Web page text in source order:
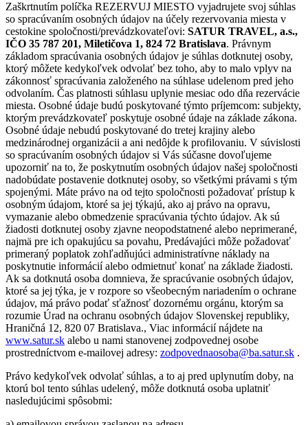
Zaškrtnutím políčka REZERVUJ MIESTO vyjadrujete svoj súhlas
so spracúvaním osobných údajov na účely rezervovania miesta v
cestokine spoločnosti/prevádzkovateľovi: SATUR TRAVEL, a.s.,
IČO 35 787 201, Miletičova 1, 824 72 Bratislava. Právnym
základom spracúvania osobných údajov je súhlas dotknutej osoby,
ktorý môžete kedykoľvek odvolať bez toho, aby to malo vplyv na
zákonnosť spracúvania založeného na súhlase udelenom pred jeho
odvolaním. Čas platnosti súhlasu uplynie mesiac odo dňa rezervácie
miesta. Osobné údaje budú poskytované týmto príjemcom: subjekty,
ktorým prevádzkovateľ poskytuje osobné údaje na základe zákona.
Osobné údaje nebudú poskytované do tretej krajiny alebo
medzinárodnej organizácii a ani nedôjde k profilovaniu. V súvislosti
so spracúvaním osobných údajov si Vás súčasne dovoľujeme
upozorniť na to, že poskytnutím osobných údajov našej spoločnosti
nadobúdate postavenie dotknutej osoby, so všetkými právami s tým
spojenými. Máte právo na od tejto spoločnosti požadovať prístup k
osobným údajom, ktoré sa jej týkajú, ako aj právo na opravu,
vymazanie alebo obmedzenie spracúvania týchto údajov. Ak sú
žiadosti dotknutej osoby zjavne neopodstatnené alebo neprimerané,
najmä pre ich opakujúcu sa povahu, Predávajúci môže požadovať
primeraný poplatok zohľadňujúci administratívne náklady na
poskytnutie informácií alebo odmietnuť konať na základe žiadosti.
Ak sa dotknutá osoba domnieva, že spracúvanie osobných údajov,
ktoré sa jej týka, je v rozpore so všeobecným nariadením o ochrane
údajov, má právo podať sťažnosť dozornému orgánu, ktorým sa
rozumie Úrad na ochranu osobných údajov Slovenskej republiky,
Hraničná 12, 820 07 Bratislava., Viac informácií nájdete na
www.satur.sk alebo u nami stanovenej zodpovednej osobe
prostredníctvom e-mailovej adresy: zodpovednaosoba@ba.satur.sk .
Právo kedykoľvek odvolať súhlas, a to aj pred uplynutím doby, na
ktorú bol tento súhlas udelený, môže dotknutá osoba uplatniť
nasledujúcimi spôsobmi: